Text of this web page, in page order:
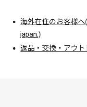
海外在住のお客様
japan.)
返品・交換・アウ